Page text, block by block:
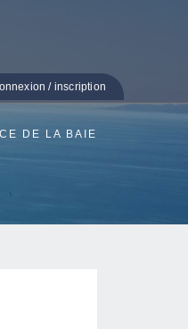
/ inscription
DE LA BAIE